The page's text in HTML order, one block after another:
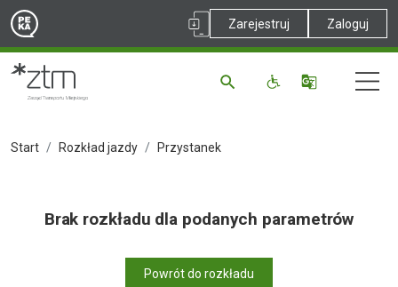
Zarejestruj Zaloguj
Start Rozkład jazdy Przystanek
Brak rozkładu dla podanych parametrów
Powrót do rozkładu